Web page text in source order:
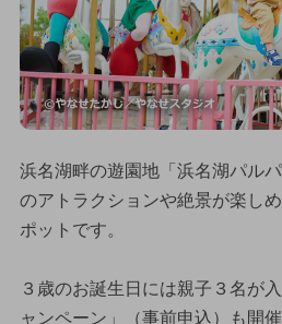
浜名湖畔の遊園地「浜名湖パル
のアトラクションや絶景が楽し
ポットです。
３歳のお誕生日には親子３名が
ャンペーン」（事前申込）も開